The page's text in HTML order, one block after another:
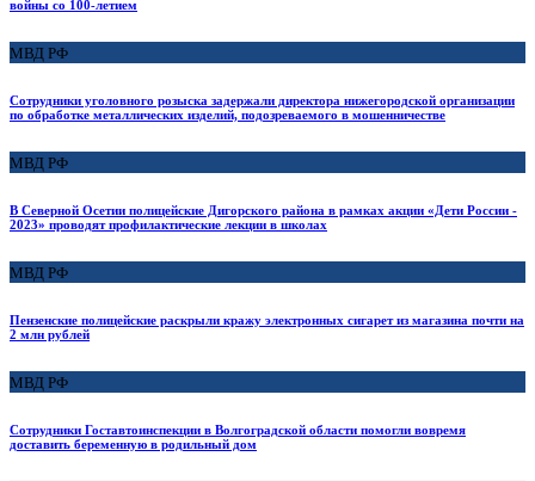
войны со 100-летием
МВД РФ
Сотрудники уголовного розыска задержали директора нижегородской организации
по обработке металлических изделий, подозреваемого в мошенничестве
МВД РФ
В Северной Осетии полицейские Дигорского района в рамках акции «Дети России -
2023» проводят профилактические лекции в школах
МВД РФ
Пензенские полицейские раскрыли кражу электронных сигарет из магазина почти на
2 млн рублей
МВД РФ
Сотрудники Гоставтоинспекции в Волгоградской области помогли вовремя
доставить беременную в родильный дом